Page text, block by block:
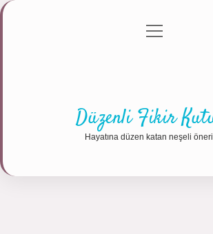
Gizlilik Politikası
menüyü
Düzenli Fikir
Hayatına düzen katan neşeli